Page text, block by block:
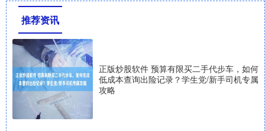
推荐资讯
正版炒股软件 预算有限买二手代步车，如何
低成本查询出险记录？学生党/新手司机专属
攻略